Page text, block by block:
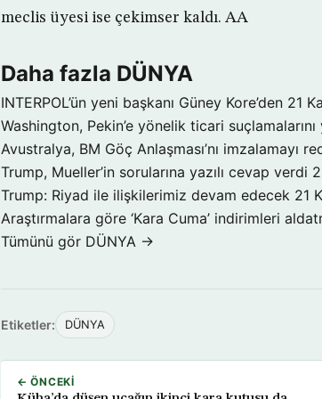
meclis üyesi ise çekimser kaldı. AA
Daha fazla DÜNYA
INTERPOL’ün yeni başkanı Güney Kore’den 21
Washington, Pekin’e yönelik ticari
Avustralya, BM Göç Anlaşması’nı imzalamayı
Trump, Mueller’in sorularına yazılı cevap verdi
Trump: Riyad ile ilişkilerimiz devam edecek 21
Araştırmalara göre ‘Kara Cuma’ indirimleri
Tümünü gör DÜNYA →
Etiketler: DÜNYA
← ÖNCEKI